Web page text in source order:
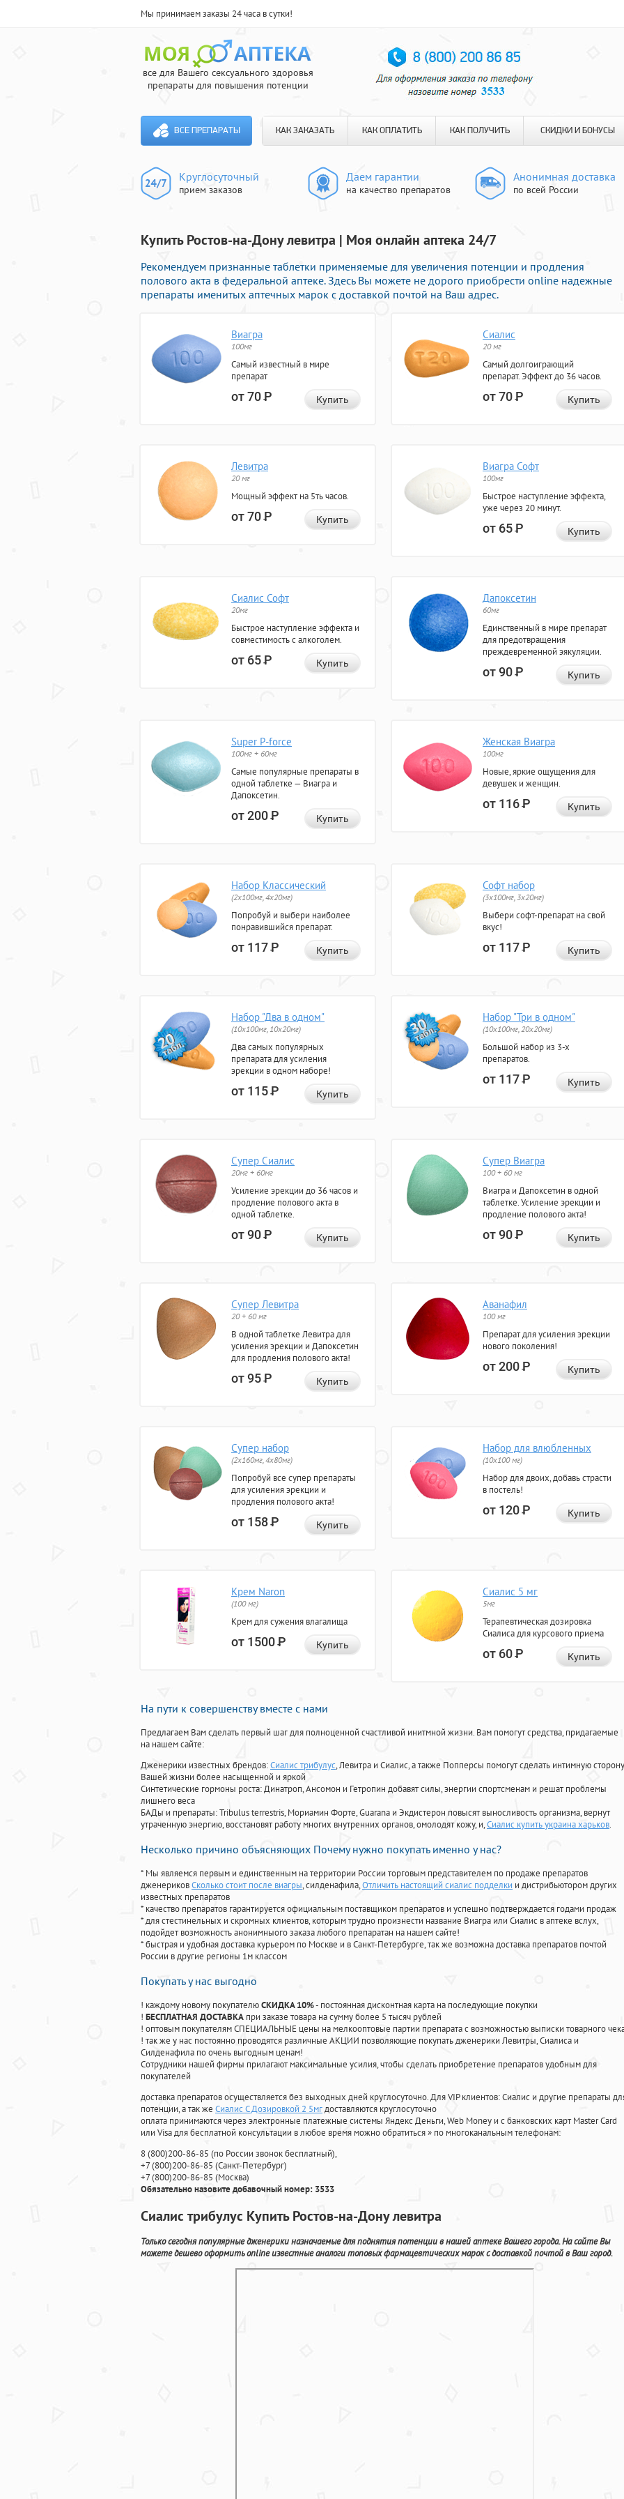
Мы принимаем заказы 24 часа в сутки!
все для Вашего сексуального здоровья
препараты для повышения потенции
ВСЕ ПРЕПАРАТЫ КАК ЗАКАЗАТЬ КАК ОПЛАТИТЬ КАК ПОЛУЧИТЬ СКИДКИ И БОНУСЫ
Круглосуточный
прием заказов
Даем гарантии
на качество препаратов
Анонимная доставка
по всей России
Купить Ростов-на-Дону левитра | Моя онлайн аптека 24/7
Рекомендуем признанные таблетки применяемые для увеличения потенции и продления
полового акта в федеральной аптеке. Здесь Вы можете не дорого приобрести online надежные
препараты именитых аптечных марок с доставкой почтой на Ваш адрес.
Виагра
100мг
Самый известный в мире
препарат
от 70Р Купить
Сиалис
20 мг
Самый долгоиграющий
препарат. Эффект до 36 часов.
от 70Р Купить
Левитра
20 мг
Мощный эффект на 5ть часов.
от 70Р Купить
Виагра Софт
100мг
Быстрое наступление эффекта,
уже через 20 минут.
от 65Р Купить
Сиалис Софт
20мг
Быстрое наступление эффекта и
совместимость с алкоголем.
от 65Р Купить
Дапоксетин
60мг
Единственный в мире препарат
для предотвращения
преждевременной эякуляции.
от 90Р Купить
Super P-force
100мг + 60мг
Самые популярные препараты в
одной таблетке — Виагра и
Дапоксетин.
от 200Р Купить
Женская Виагра
100мг
Новые, яркие ощущения для
девушек и женщин.
от 116Р Купить
Набор Классический
(2x100мг, 4x20мг)
Попробуй и выбери наиболее
понравившийся препарат.
от 117Р Купить
Софт набор
(3x100мг, 3x20мг)
Выбери софт-препарат на свой
вкус!
от 117Р Купить
Набор "Два в одном"
(10x100мг, 10x20мг)
Два самых популярных
препарата для усиления
эрекции в одном наборе!
от 115Р Купить
Набор "Три в одном"
(10x100мг, 20x20мг)
Большой набор из 3-х
препаратов.
от 117Р Купить
Супер Сиалис
20мг + 60мг
Усиление эрекции до 36 часов и
продление полового акта в
одной таблетке.
от 90Р Купить
Супер Виагра
100 + 60 мг
Виагра и Дапоксетин в одной
таблетке. Усиление эрекции и
продление полового акта!
от 90Р Купить
Супер Левитра
20 + 60 мг
В одной таблетке Левитра для
усиления эрекции и Дапоксетин
для продления полового акта!
от 95Р Купить
Аванафил
100 мг
Препарат для усиления эрекции
нового поколения!
от 200Р Купить
Супер набор
(2х160мг, 4х80мг)
Попробуй все супер препараты
для усиления эрекции и
продления полового акта!
от 158Р Купить
Набор для влюбленных
(10х100 мг)
Набор для двоих, добавь страсти
в постель!
от 120Р Купить
Крем Naron
(100 мг)
Крем для сужения влагалища
от 1500Р Купить
Сиалис 5 мг
5мг
Терапевтическая дозировка
Сиалиса для курсового приема
от 60Р Купить
На пути к совершенству вместе с нами
Предлагаем Вам сделать первый шаг для полноценной счастливой инитмной жизни. Вам помогут средства, придагаемые
на нашем сайте:
Дженерики известных брендов:Сиалис трибулус, Левитра и Сиалис, а также Попперсы помогут сделать интимную сторону
Вашей жизни более насыщенной и яркой
Синтетические гормоны роста: Динатроп, Ансомон и Гетропин добавят силы, энергии спортсменам и решат проблемы
лишнего веса
БАДы и препараты:Tribulus terrestris, Мориамин Форте, Guarana и Экдистерон повысят выносливость организма, вернут
утраченную энергию, восстановят работу многих внутренних органов, омолодят кожу, и,Сиалис купить украина харьков.
Несколько причино объясняющих Почему нужно покупать именно у нас?
* Мы являемся первым и единственным на территории России торговым представителем по продаже препаратов
дженериковСколько стоит после виагры, силденафила,Отличить настоящий сиалис подделки и дистрибьютором других
известных препаратов
* качество препаратов гарантируется официальным поставщиком препаратов и успешно подтверждается годами продаж
* для стестинельных и скромных клиентов, которым трудно произнести название Виагра или Сиалис в аптеке вслух,
подойдет возможность анонимныого заказа любого препаратан на нашем сайте!
* быстрая и удобная доставка курьером по Москве и в Санкт-Петербурге, так же возможна доставка препаратов почтой
России в другие регионы 1м классом
Покупать у нас выгодно
! каждому новому покупателюСКИДКА 10%- постоянная дисконтная карта на последующие покупки
! БЕСПЛАТНАЯ ДОСТАВКА при заказе товара на сумму более 5 тысяч рублей
! оптовым покупателям СПЕЦИАЛЬНЫЕ цены на мелкооптовые партии препарата с возможностью выписки товарного
! так же у нас постоянно проводятся различные АКЦИИ позволяющие покупать дженерики Левитры, Сиалиса и
Силденафила по очень выгодным ценам!
Cотрудники нашей фирмы прилагают максимальные усилия, чтобы сделать приобретение препаратов удобным для
покупателей
доставка препаратов осуществляется без выходных дней круглосуточно. Для VIP клиентов: Сиалис и другие препараты
потенции, а так же Сиалис С Дозировкой 2 5мгдоставляются круглосуточно
оплата принимаются через электронные платежные системы Яндекс Деньги, Web Money и с банковских карт Master Card
или Visa для бесплатной консультации в любое время можно обратиться» по многоканальным телефонам:
8(800)200-86-85 (по России звонок бесплатный),
+7(800)200-86-85 (Санкт-Петербург)
+7(800)200-86-85 (Москва)
Обязательно назовите добавочный номер: 3533
Сиалис трибулус Купить Ростов-на-Дону левитра
Только сегодня популярные дженерики назначаемые для поднятия потенции в нашей аптеке Вашего города. На сайте Вы
можете дешево оформить online известные аналоги топовых фармацевтических марок с доставкой почтой в Ваш город.